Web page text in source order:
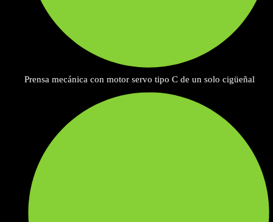
Prensa mecánica con motor servo tipo C de un solo cigüeñal